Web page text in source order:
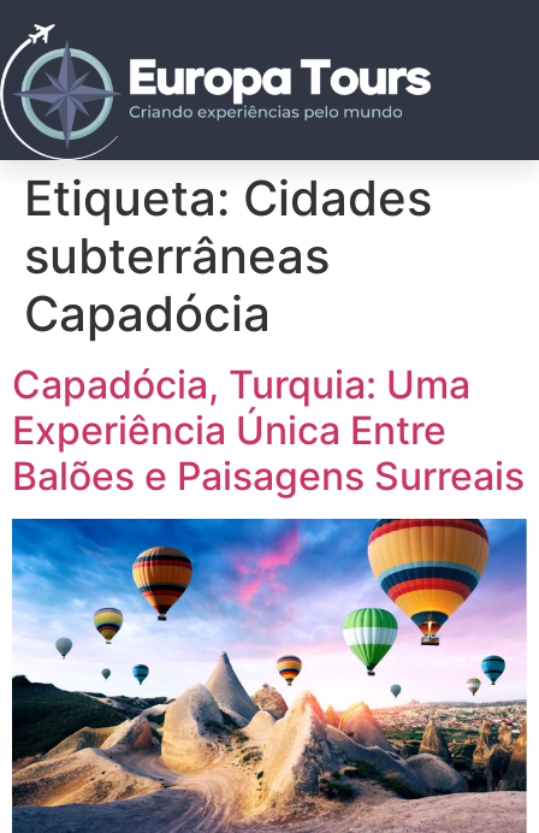
Etiqueta: Cidades
subterrâneas
Capadócia
Capadócia, Turquia: Uma
Experiência Única Entre
Balões e Paisagens Surreais